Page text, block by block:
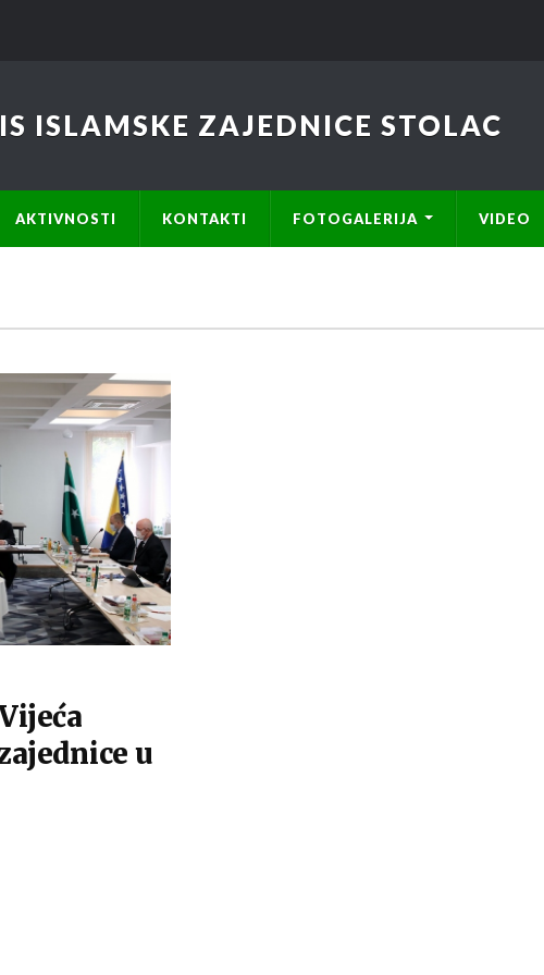
ISLAMSKE ZAJEDNICE STOLAC
AKTIVNOSTI KONTAKTI FOTOGALERIJA VIDEO
u